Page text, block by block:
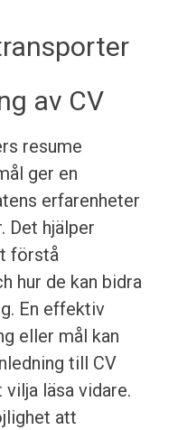
av CV
resume
ger en
erfarenheter
Det hjälper
förstå
hur de kan bidra
En effektiv
eller mål kan
till CV
läsa vidare.
att